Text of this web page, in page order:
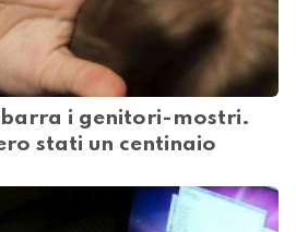
i genitori-mostri.
stati un centinaio